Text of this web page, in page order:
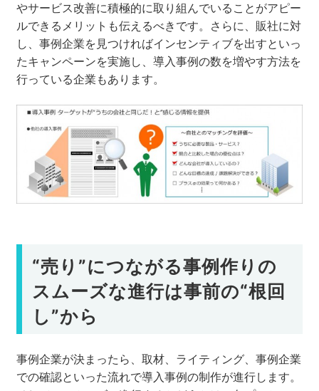
やサービス改善に積極的に取り組んでいることがアピー
ルできるメリットも伝えるべきです。さらに、販社に対
し、事例企業を見つければインセンティブを出すといっ
たキャンペーンを実施し、導入事例の数を増やす方法を
行っている企業もあります。
“売り”につながる事例作りの
スムーズな進行は事前の“根回
し”から
事例企業が決まったら、取材、ライティング、事例企業
での確認といった流れで導入事例の制作が進行します。